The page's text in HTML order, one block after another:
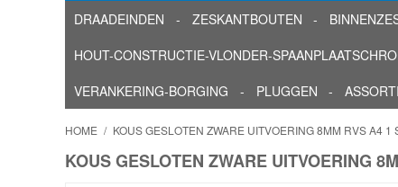
DRAADEINDEN ZESKANTBOUTEN
HOUT-CONSTRUCTIE-VLONDER-
VERANKERING-BORGING
PLUGGEN
HOME / KOUS GESLOTEN ZWARE UITVOERING 8MM RVS A4 1
KOUS GESLOTEN ZWARE UITVOERING